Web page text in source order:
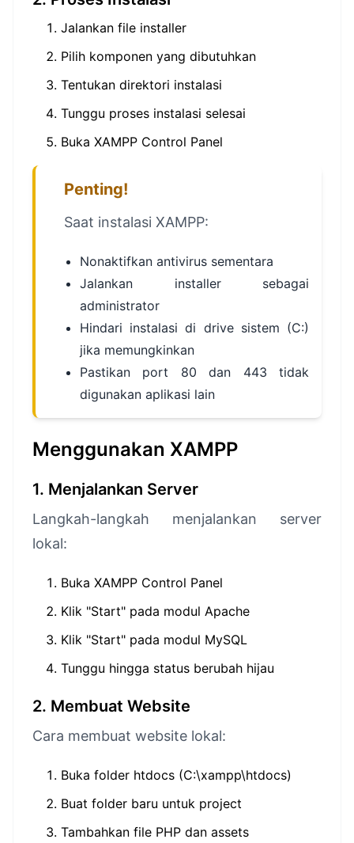
Jalankan file installer
Pilih komponen yang dibutuhkan
Tentukan direktori instalasi
Tunggu proses instalasi selesai
Buka XAMPP Control Panel
Penting!
Saat instalasi XAMPP:
Nonaktifkan antivirus sementara
Jalankan installer sebagai
administrator
Hindari instalasi di drive sistem (C:)
jika memungkinkan
Pastikan port 80 dan 443 tidak
digunakan aplikasi lain
Menggunakan XAMPP
1. Menjalankan Server
Langkah-langkah menjalankan server
lokal:
Buka XAMPP Control Panel
Klik "Start" pada modul Apache
Klik "Start" pada modul MySQL
Tunggu hingga status berubah hijau
2. Membuat Website
Cara membuat website lokal:
Buka folder htdocs (C:\xampp\htdocs)
Buat folder baru untuk project
Tambahkan file PHP dan assets